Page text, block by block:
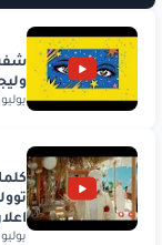
يوليو 17, 2026
يوليو 24, 2026